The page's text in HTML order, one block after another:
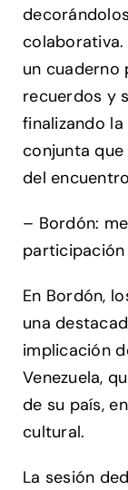
colaborativa.
un cuaderno
recuerdos y
finalizando
conjunta
del
– Bordón:
En Bordón,
una
implicación
Venezuela,
de su país,
cultural.
La sesión